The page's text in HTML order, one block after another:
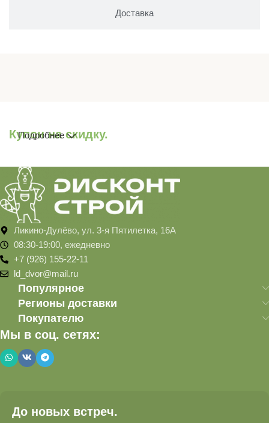
Доставка
Купон на скидку.
Подробнее
Ликино-Дулёво, ул. 3-я Пятилетка, 16А
08:30-19:00, ежедневно
+7 (926) 155-22-11
ld_dvor@mail.ru
Популярное
Регионы доставки
Покупателю
Мы в соц. сетях:
До новых встреч.